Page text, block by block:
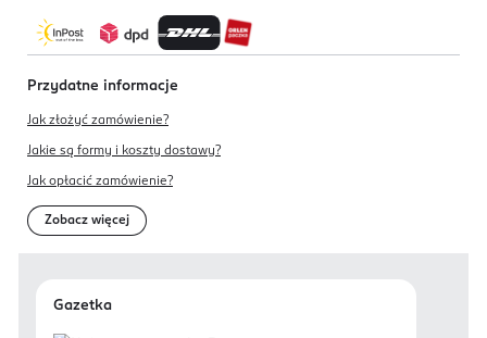
Przydatne informacje
Jak złożyć zamówienie?
Jakie są formy i koszty dostawy?
Jak opłacić zamówienie?
Zobacz więcej
Gazetka